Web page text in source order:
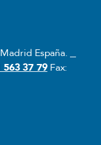
España.
563 37 79Fax: